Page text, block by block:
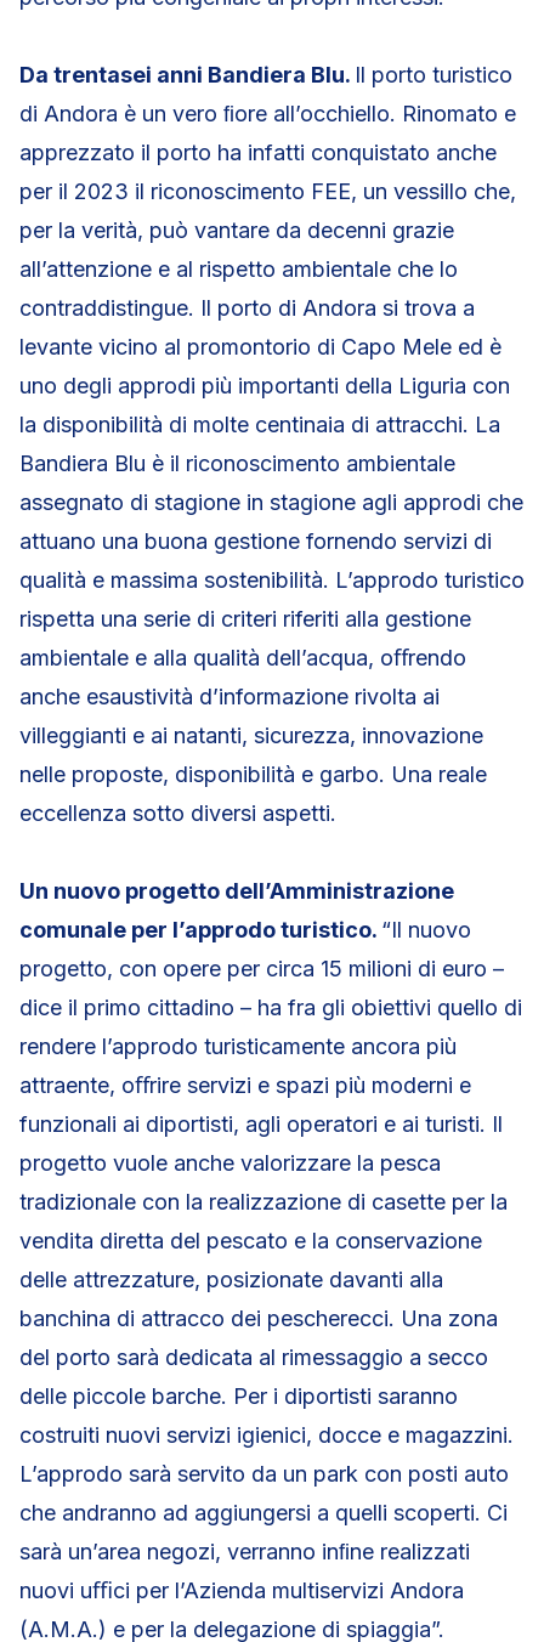
Da trentasei anni Bandiera Blu. Il porto turistico
di Andora è un vero ﬁore all’occhiello. Rinomato e
apprezzato il porto ha infatti conquistato anche
per il 2023 il riconoscimento FEE, un vessillo che,
per la verità, può vantare da decenni grazie
all’attenzione e al rispetto ambientale che lo
contraddistingue. Il porto di Andora si trova a
levante vicino al promontorio di Capo Mele ed è
uno degli approdi più importanti della Liguria con
la disponibilità di molte centinaia di attracchi. La
Bandiera Blu è il riconoscimento ambientale
assegnato di stagione in stagione agli approdi che
attuano una buona gestione fornendo servizi di
qualità e massima sostenibilità. L’approdo turistico
rispetta una serie di criteri riferiti alla gestione
ambientale e alla qualità dell’acqua, oﬀrendo
anche esaustività d’informazione rivolta ai
villeggianti e ai natanti, sicurezza, innovazione
nelle proposte, disponibilità e garbo. Una reale
eccellenza sotto diversi aspetti.
Un nuovo progetto dell’Amministrazione
comunale per l’approdo turistico. “Il nuovo
progetto, con opere per circa 15 milioni di euro –
dice il primo cittadino – ha fra gli obiettivi quello di
rendere l’approdo turisticamente ancora più
attraente, oﬀrire servizi e spazi più moderni e
funzionali ai diportisti, agli operatori e ai turisti. Il
progetto vuole anche valorizzare la pesca
tradizionale con la realizzazione di casette per la
vendita diretta del pescato e la conservazione
delle attrezzature, posizionate davanti alla
banchina di attracco dei pescherecci. Una zona
del porto sarà dedicata al rimessaggio a secco
delle piccole barche. Per i diportisti saranno
costruiti nuovi servizi igienici, docce e magazzini.
L’approdo sarà servito da un park con posti auto
che andranno ad aggiungersi a quelli scoperti. Ci
sarà un’area negozi, verranno inﬁne realizzati
nuovi uﬃci per l’Azienda multiservizi Andora
(A.M.A.) e per la delegazione di spiaggia”.